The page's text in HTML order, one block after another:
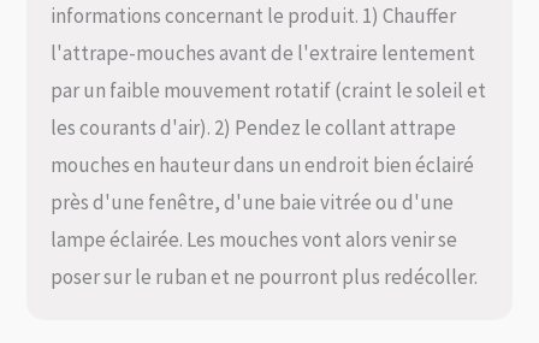
informations concernant le produit. 1) Chauffer
l'attrape-mouches avant de l'extraire lentement
par un faible mouvement rotatif (craint le soleil et
les courants d'air). 2) Pendez le collant attrape
mouches en hauteur dans un endroit bien éclairé
près d'une fenêtre, d'une baie vitrée ou d'une
lampe éclairée. Les mouches vont alors venir se
poser sur le ruban et ne pourront plus redécoller.